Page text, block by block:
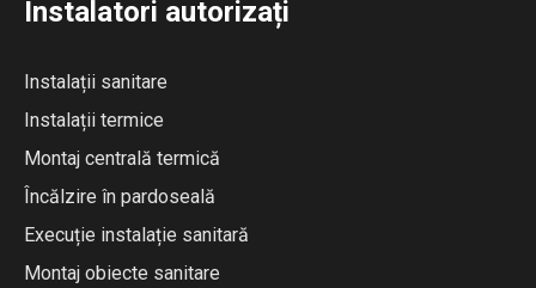
Instalatori autorizați
Instalații sanitare
Instalații termice
Montaj centrală termică
Încălzire în pardoseală
Execuție instalație sanitară
Montaj obiecte sanitare